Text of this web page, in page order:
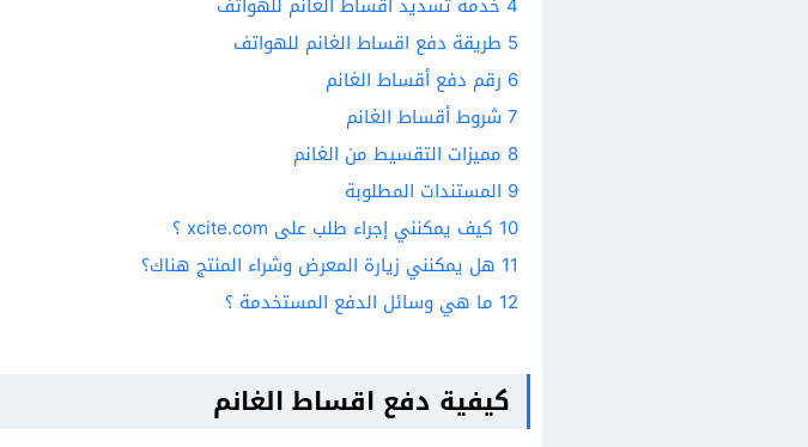
5 طريقة دفع اقساط الغانم للهواتف
6 رقم دفع أقساط الغانم
7 شروط أقساط الغانم
8 مميزات التقسيط من الغانم
9 المستندات المطلوبة
10 كيف يمكنني إجراء طلب على xcite.com ؟
11 هل يمكنني زيارة المعرض وشراء المنتج هناك؟
12 ما هي وسائل الدفع المستخدمة ؟
كيفية دفع اقساط الغانم